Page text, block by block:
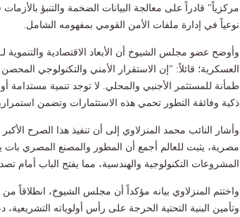
مركزياً" قادراً على معالجة البيانات الضخمة والتنبؤ
نوعياً في إدارة ملفات الأمن القومي بمفهومه الشامل.
وأوضح عضو مجلس الشيوخ أن الأبعاد الاقتصادية والتنموية
العسكرية؛ قائلاً: "إن الاستقرار الأمني والتكنولوجي
طمأنة للمستثمر الأجنبي والمحلي. لا توجد تنمية
ذكية وفائقة التطور تحمي هذه الاستثمارات وتضمن
وأشار النائب محمد المنزلاوي إلى أن تنفيذ هذا الصرح
مصرية، يثبت للعالم أجمع أن المطور والمصنع المصري بات
المشروعات التكنولوجية والهندسية، مما يفتح الباب أمام
واختتم المنزلاوي بيانه مؤكداً أن مجلس الشيوخ، انطلاقاً
وتأمين البنية التحتية الحرجة على رأس أولوياته التشريعية،